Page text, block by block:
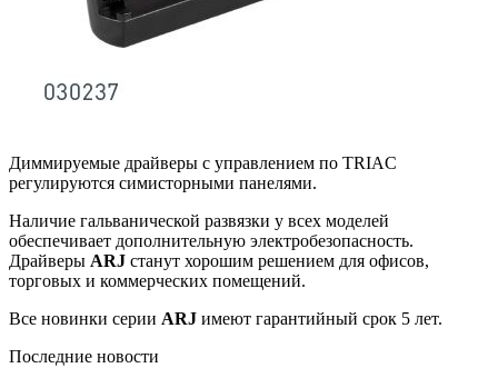
Диммируемые драйверы с управлением по TRIAC
регулируются симисторными панелями.
Наличие гальванической развязки у всех моделей
обеспечивает дополнительную электробезопасность.
Драйверы ARJ станут хорошим решением для офисов,
торговых и коммерческих помещений.
Все новинки серии ARJ имеют гарантийный срок 5 лет.
Последние новости